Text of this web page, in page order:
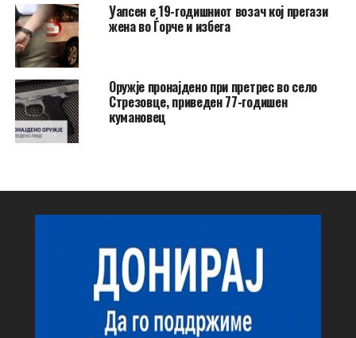
Уапсен е 19-годишниот возач кој прегази
жена во Ѓорче и избега
Оружје пронајдено при претрес во село
Стрезовце, приведен 77-годишен
кумановец